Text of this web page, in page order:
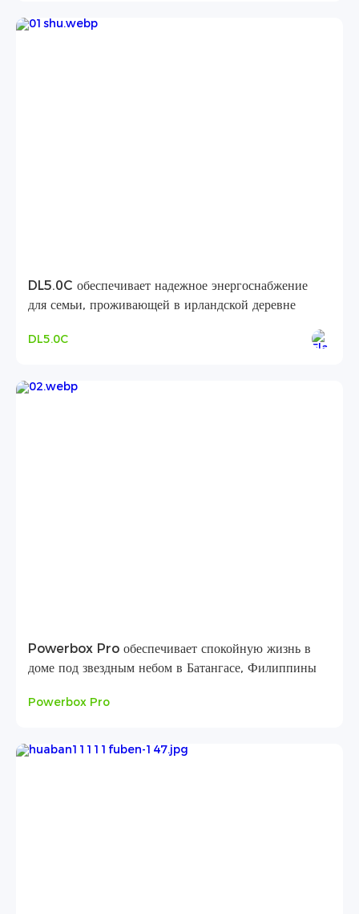
DL5.0C обеспечивает надежное энергоснабжение
для семьи, проживающей в ирландской деревне
DL5.0C
Powerbox Pro обеспечивает спокойную жизнь в
доме под звездным небом в Батангасе, Филиппины
Powerbox Pro